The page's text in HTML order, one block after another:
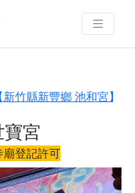
求好運 找到
竹縣新豐鄉 池和宮】 贊
宮
登記許可